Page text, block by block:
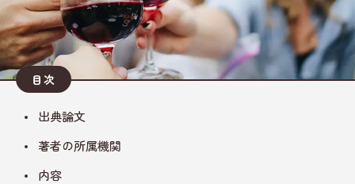
目次
出典論文
著者の所属機関
内容